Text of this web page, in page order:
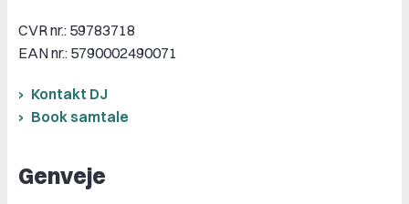
CVR nr.: 59783718
EAN nr.: 5790002490071
Kontakt DJ
Book samtale
Genveje